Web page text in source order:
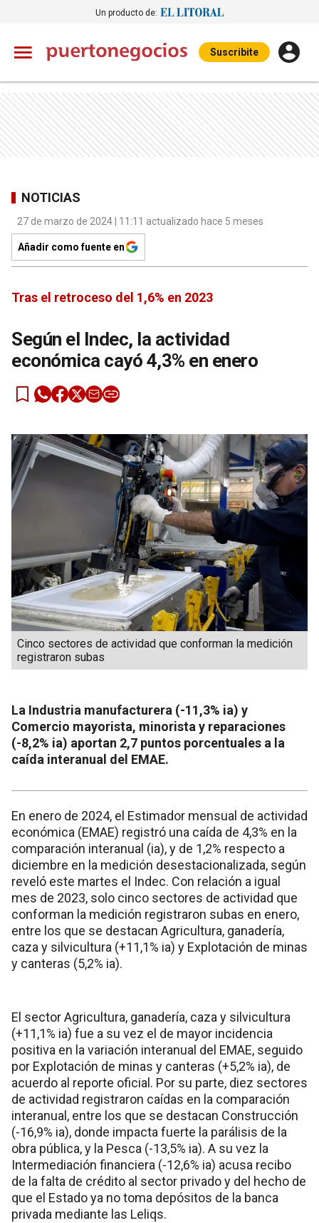
Un producto de:
Suscribite
NOTICIAS
27 de marzo de 2024 | 11:11 actualizado hace 5 meses
Añadir como fuente en
Tras el retroceso del 1,6% en 2023
Según el Indec, la actividad
económica cayó 4,3% en enero
Cinco sectores de actividad que conforman la medición
registraron subas
La Industria manufacturera (-11,3% ia) y
Comercio mayorista, minorista y reparaciones
(-8,2% ia) aportan 2,7 puntos porcentuales a la
caída interanual del EMAE.
En enero de 2024, el Estimador mensual de actividad
económica (EMAE) registró una caída de 4,3% en la
comparación interanual (ia), y de 1,2% respecto a
diciembre en la medición desestacionalizada, según
reveló este martes el Indec. Con relación a igual
mes de 2023, solo cinco sectores de actividad que
conforman la medición registraron subas en enero,
entre los que se destacan Agricultura, ganadería,
caza y silvicultura (+11,1% ia) y Explotación de minas
y canteras (5,2% ia).
El sector Agricultura, ganadería, caza y silvicultura
(+11,1% ia) fue a su vez el de mayor incidencia
positiva en la variación interanual del EMAE, seguido
por Explotación de minas y canteras (+5,2% ia), de
acuerdo al reporte oficial. Por su parte, diez sectores
de actividad registraron caídas en la comparación
interanual, entre los que se destacan Construcción
(-16,9% ia), donde impacta fuerte la parálisis de la
obra pública, y la Pesca (-13,5% ia). A su vez la
Intermediación financiera (-12,6% ia) acusa recibo
de la falta de crédito al sector privado y del hecho de
que el Estado ya no toma depósitos de la banca
privada mediante las Leliqs.